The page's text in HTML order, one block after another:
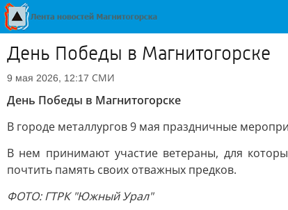
День Победы в Магнитогорске
9 мая 2026, 12:17 СМИ
День Победы в Магнитогорске
В городе металлургов 9 мая праздничные
В нем принимают участие ветераны, для
почтить память своих отважных предков.
ФОТО: ГТРК "Южный Урал"